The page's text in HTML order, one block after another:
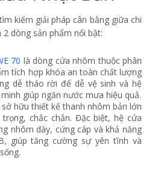
cách cổ điển, gần gũi.
thiện bề mặt giúp màu sắc duy trì
thủy
phong thủy, nên tránh bố trí cửa
chính hoặc cửa nhà vệ sinh. Kích
được cân đối với diện tích phòng,
để tạo sự thuận tiện trong sinh